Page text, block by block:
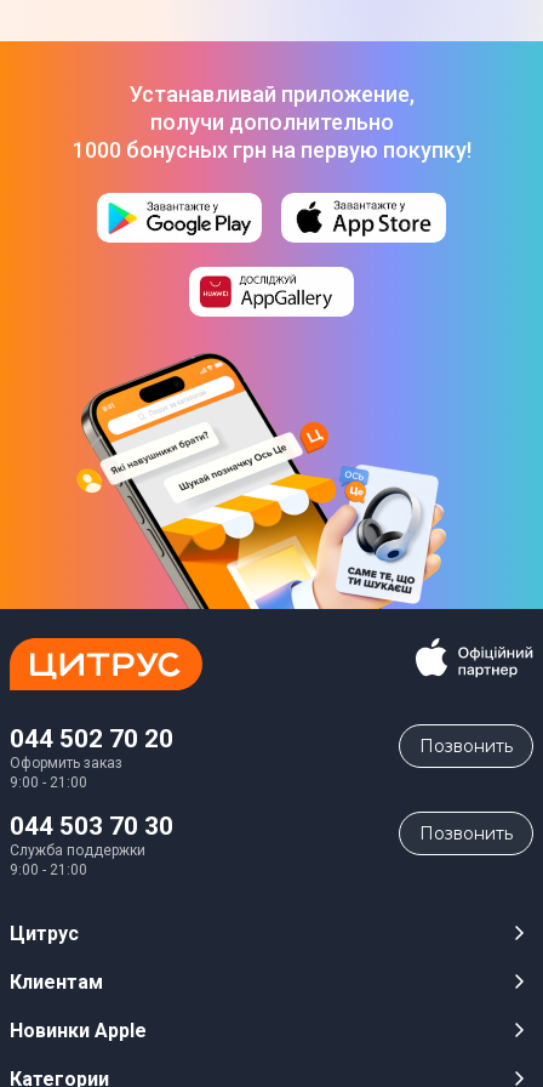
Устанавливай приложение,
получи дополнительно
1000 бонусных грн на первую покупку!
044 502 70 20
Оформить заказ
9:00 - 21:00
Позвонить
044 503 70 30
Служба поддержки
9:00 - 21:00
Позвонить
Цитрус
Карьера
Клиентам
Публичные оферты
Новинки Apple
iPhone 17
Категории